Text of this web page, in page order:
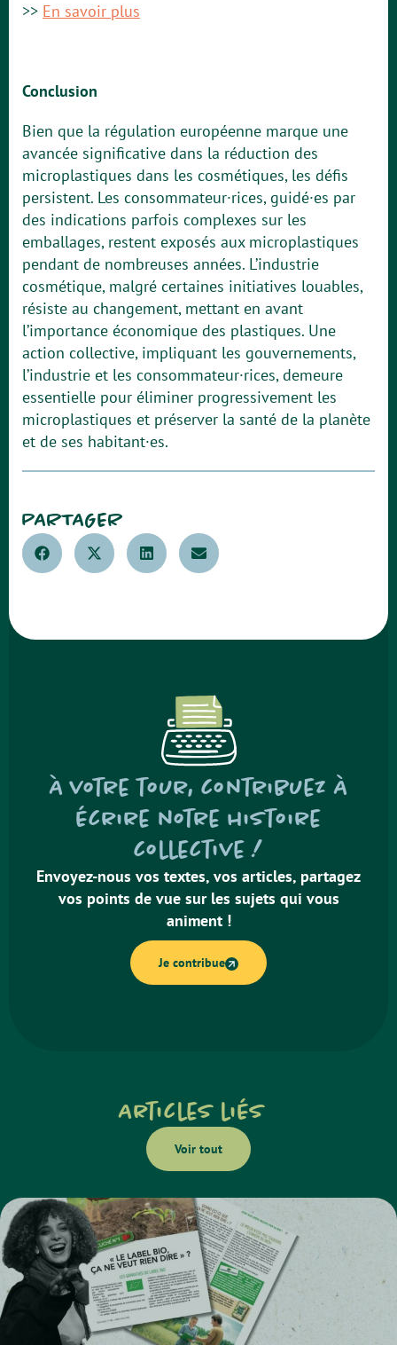
>> En savoir plus
Conclusion
Bien que la régulation européenne marque une
avancée significative dans la réduction des
microplastiques dans les cosmétiques, les défis
persistent. Les consommateur·rices, guidé·es par
des indications parfois complexes sur les
emballages, restent exposés aux microplastiques
pendant de nombreuses années. L’industrie
cosmétique, malgré certaines initiatives louables,
résiste au changement, mettant en avant
l’importance économique des plastiques. Une
action collective, impliquant les gouvernements,
l’industrie et les consommateur·rices, demeure
essentielle pour éliminer progressivement les
microplastiques et préserver la santé de la planète
et de ses habitant·es.
PARTAGER
À votre tour, contribuez à
écrire notre histoire
collective !
Envoyez-nous vos textes, vos articles, partagez
vos points de vue sur les sujets qui vous
animent !
Je contribue
Articles liés
Voir tout